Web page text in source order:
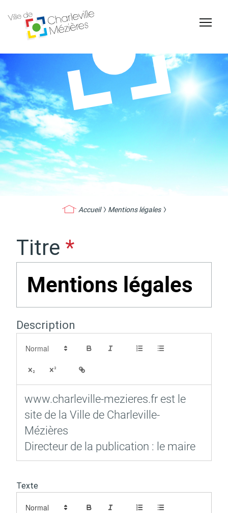
Billetterie Théâtre Espace Famille
Carte d'identité /
Naissance et
Mariage et PACS Décès
Marchés publics
Signaler un problème sur
Budget participatif
Archives municipales en
lignes
Accueil Mentions légales
Titre
Description
www.char­le­ville-mezieres.fr est le
site de la Ville de Char­le­ville-
Mézières
Direc­teur de la publi­ca­tion : le maire
Texte